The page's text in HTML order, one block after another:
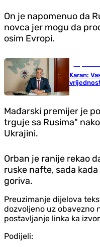
On je napomenuo da
novca jer mogu da
osim Evropi.
Karan:
Mađarski premijer je
trguje sa Rusima"
Ukrajini.
Orban je ranije rekao
ruske nafte, sada
goriva.
Preuzimanje dijelova
dozvoljeno uz obavezno
postavljanje linka ka
Podijeli: